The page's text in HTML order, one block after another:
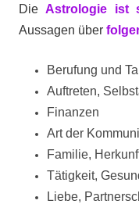
DieAstrologie ist
Aussagen über
Berufung und
Auftreten,
Finanzen
Art der
Familie,
Tätigkeit,
Liebe,